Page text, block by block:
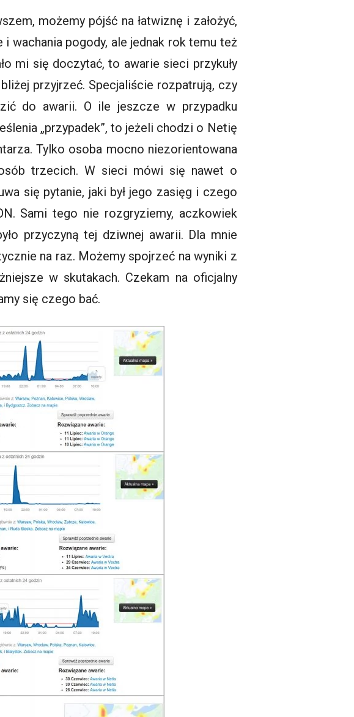
możemy pójść na łatwiznę i założyć,
wachania pogody, ale jednak rok temu też
mi się doczytać, to awarie sieci przykuły
przyjrzeć. Specjaliście rozpatrują, czy
do awarii. O ile jeszcze w przypadku
„przypadek”, to jeżeli chodzi o Netię
Tylko osoba mocno niezorientowana
osób trzecich. W sieci mówi się nawet o
się pytanie, jaki był jego zasięg i czego
Sami tego nie rozgryziemy, aczkowiek
przyczyną tej dziwnej awarii. Dla mnie
na raz. Możemy spojrzeć na wyniki z
w skutakach. Czekam na oficjalny
się czego bać.